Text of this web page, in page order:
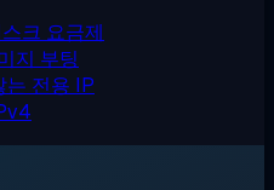
크 요금제
지 부팅
는 전용 IP